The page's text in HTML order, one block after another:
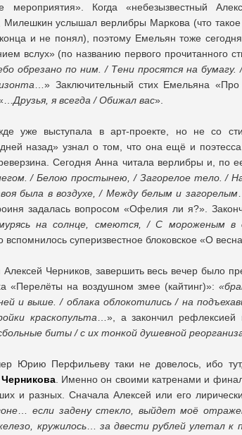
мероприятия». Когда «небезызвестный
Милешкин услышал верлибры Маркова (что такое
и не понял), поэтому Емельян тоже
вслух» (по названию первого прочитанного
обрезано по ним. / Тени просятся на
…» Заключительный стих Емельяна
Друзья, я всегда / Обижал вас».
уже выступала в арт-проекте, но не со
дней назад» узнал о том, что она ещё и
Сегодня Анна читала верлибры и, по
/ Белою простынею, / Загорелое тело. /
была в воздухе, / Между белым и загорелым
задалась вопросом «Офелия ли я?».
на солнце, смеются, / С мороженым в
суперизвестное блоковское «О
Алексей Черников, завершить весь вечер было
«Перелёты на воздушном змее (кайтинг)»:
и выше. / облака облокотились / на
краскопульта …», а закончил рефлексией
биты / с их тонкой душевной
Юрию Перфильеву таки не довелось, ибо
. Именно он своими катренами и
и разных. Сначала Алексей или его
если задену стекло, выйдет моё
кружилось… за двести рублей улетал к